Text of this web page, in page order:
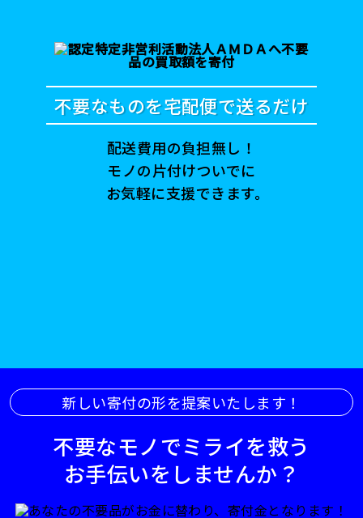
不要なものを宅配便で送るだけ
配送費用の負担無し！
モノの片付けついでに
お気軽に支援できます。
新しい寄付の形を提案いたします！
不要なモノでミライを救う
お手伝いをしませんか？